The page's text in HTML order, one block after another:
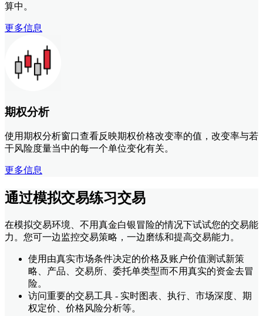
算中。
更多信息
期权分析
使用期权分析窗口查看反映期权价格改变率的值，改变率与若
干风险度量当中的每一个单位变化有关。
更多信息
通过模拟交易练习交易
在模拟交易环境、不用真金白银冒险的情况下试试您的交易能
力。您可一边监控交易策略，一边磨练和提高交易能力。
使用由真实市场条件决定的价格及账户价值测试新策
略、产品、交易所、委托单类型而不用真实的资金去冒
险。
访问重要的交易工具 - 实时图表、执行、市场深度、期
权定价、价格风险分析等。